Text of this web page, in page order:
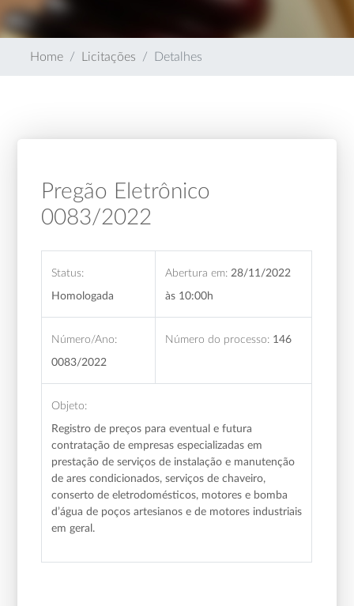
Home Licitações Detalhes
Pregão Eletrônico
0083/2022
Status:
Homologada
Abertura em: 28/11/2022
às 10:00h
Número/Ano:
0083/2022
Número do processo: 146
Objeto:
Registro de preços para eventual e futura
contratação de empresas especializadas em
prestação de serviços de instalação e manutenção
de ares condicionados, serviços de chaveiro,
conserto de eletrodomésticos, motores e bomba
d’água de poços artesianos e de motores industriais
em geral.